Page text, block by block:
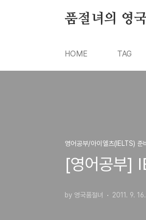
품절녀의 영
HOME TAG
영어공부/아이엘츠(IELTS) 준비
[영어공부]
by 영국품절녀 2011. 9. 16.